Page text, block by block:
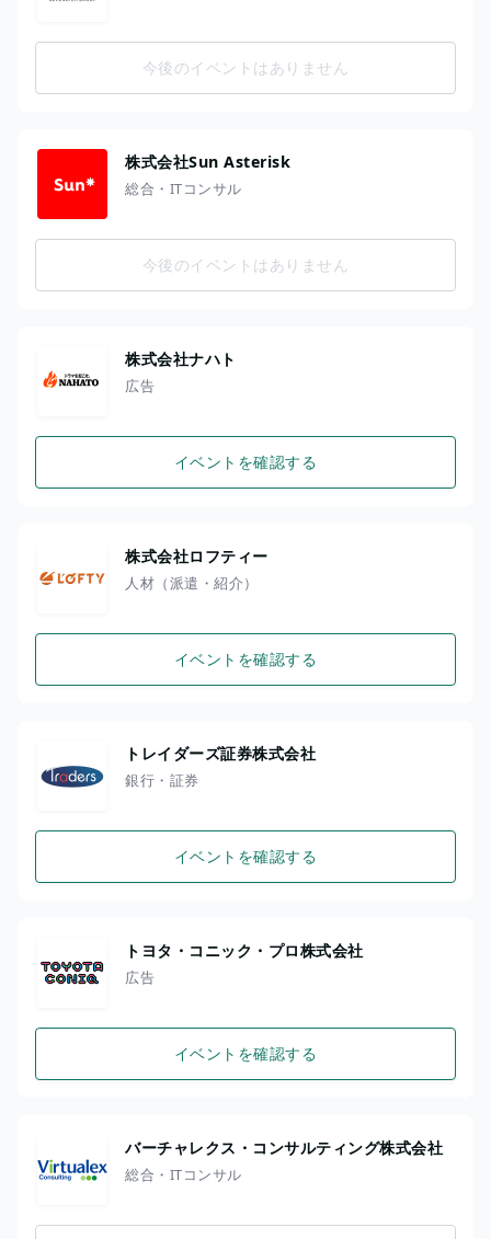
今後のイベントはありません
株式会社Sun Asterisk
総合・ITコンサル
今後のイベントはありません
株式会社ナハト
広告
イベントを確認する
株式会社ロフティー
人材（派遣・紹介）
イベントを確認する
トレイダーズ証券株式会社
銀行・証券
イベントを確認する
トヨタ・コニック・プロ株式会社
広告
イベントを確認する
バーチャレクス・コンサルティング株式会社
総合・ITコンサル